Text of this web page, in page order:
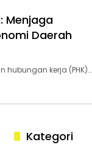
Menjaga
Daerah
kerja (PHK)…
Kategori